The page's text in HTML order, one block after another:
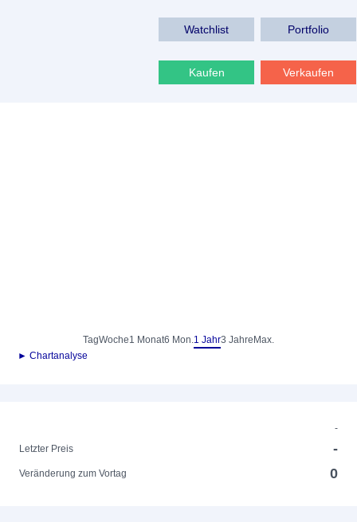
Watchlist Portfolio
Kaufen Verkaufen
TagWoche1 Monat6 Mon.1 Jahr3 Jahre Max.
► Chartanalyse
-
Letzter Preis
-
Veränderung zum Vortag 0